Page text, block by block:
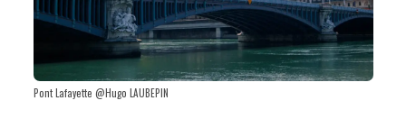
Pont Lafayette @Hugo LAUBEPIN